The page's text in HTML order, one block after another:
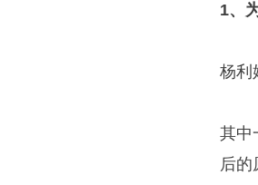
1、
杨利
其中
后的